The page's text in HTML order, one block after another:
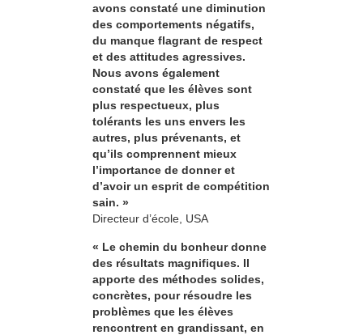
avons constaté une diminution
des comportements négatifs,
du manque flagrant de respect
et des attitudes agressives.
Nous avons également
constaté que les élèves sont
plus respectueux, plus
tolérants les uns envers les
autres, plus prévenants, et
qu’ils comprennent mieux
l’importance de donner et
d’avoir un esprit de compétition
sain. »
Directeur d’école, USA
« Le chemin du bonheur donne
des résultats magnifiques. Il
apporte des méthodes solides,
concrètes, pour résoudre les
problèmes que les élèves
rencontrent en grandissant, en